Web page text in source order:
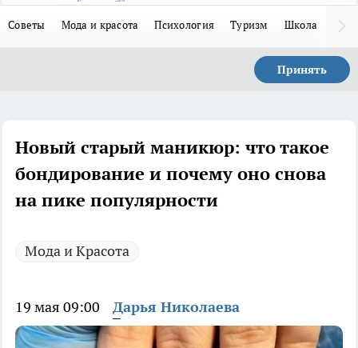
Советы Мода и красота Психология Туризм Школа
Принять
Новый старый маникюр: что такое
бондирование и почему оно снова
на пике популярности
Мода и Красота
19 мая 09:00 Дарья Николаева